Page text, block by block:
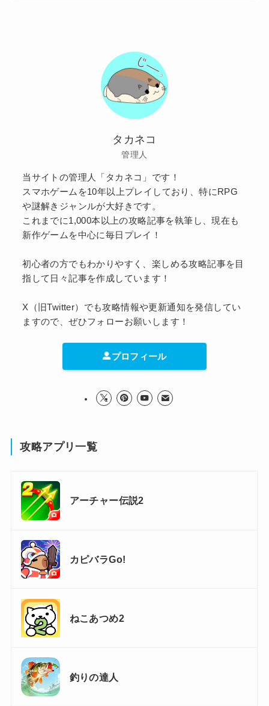
タカネコ
管理人
当サイトの管理人「タカネコ」です！
スマホゲームを10年以上プレイしており、特にRPG
や謎解きジャンルが大好きです。
これまでに1,000本以上の攻略記事を執筆し、現在も
新作ゲームを中心に毎日プレイ！
初心者の方でもわかりやすく、楽しめる攻略記事を目
指して日々記事を作成しています！
X（旧Twitter）でも攻略情報や更新通知を発信してい
ますので、ぜひフォローお願いします！
プロフィール
攻略アプリ一覧
アーチャー伝説2
カピバラGo!
ねこあつめ2
釣りの達人